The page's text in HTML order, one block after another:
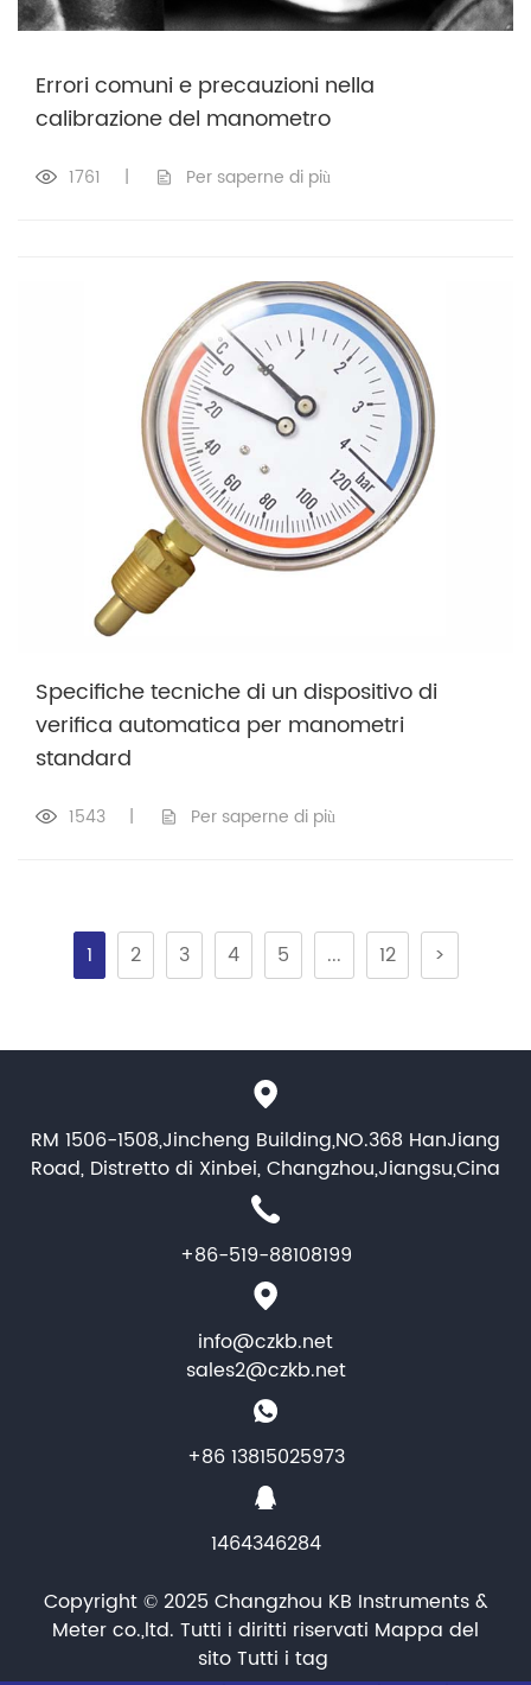
Errori comuni e precauzioni nella
calibrazione del manometro
1761 | Per saperne di più
Specifiche tecniche di un dispositivo di
verifica automatica per manometri
standard
1543 | Per saperne di più
1 2 3 4 5 ... 12 >
RM 1506-1508,Jincheng Building,NO.368 HanJiang
Road, Distretto di Xinbei, Changzhou,Jiangsu,Cina
+86-519-88108199
info@czkb.net
sales2@czkb.net
+86 13815025973
1464346284
Copyright © 2025 Changzhou KB Instruments &
Meter co.,ltd. Tutti i diritti riservati Mappa del
sito Tutti i tag